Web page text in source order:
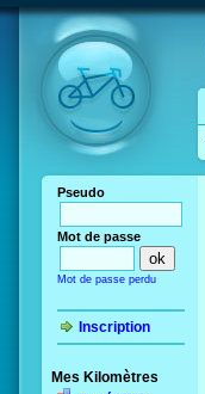
Pseudo
Mot de passe
Mot de passe perdu
Inscription
Mes Kilomètres